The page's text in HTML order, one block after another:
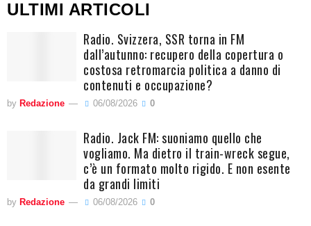
ULTIMI ARTICOLI
Radio. Svizzera, SSR torna in FM
dall’autunno: recupero della copertura o
costosa retromarcia politica a danno di
contenuti e occupazione?
by Redazione 06/08/2026 0
Radio. Jack FM: suoniamo quello che
vogliamo. Ma dietro il train-wreck segue,
c’è un formato molto rigido. E non esente
da grandi limiti
by Redazione 06/08/2026 0